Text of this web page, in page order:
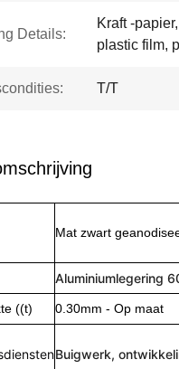
Details:
Kraft -
plastic film,
T/T
Mat zwart
Aluminiumlegering
((t) 0.30mm - Op maat
Buigwerk,